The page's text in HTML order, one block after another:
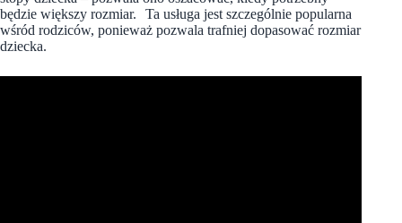
będzie większy rozmiar. Ta usługa jest szczególnie popularna
wśród rodziców, ponieważ pozwala trafniej dopasować rozmiar
dziecka.